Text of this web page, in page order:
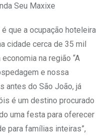
Seu Maxixe
que a ocupação hoteleira
cidade cerca de 35 mil
na região “A
e nossa
antes do São João, já
é um destino procurado
uma festa para oferecer
para famílias inteiras”,